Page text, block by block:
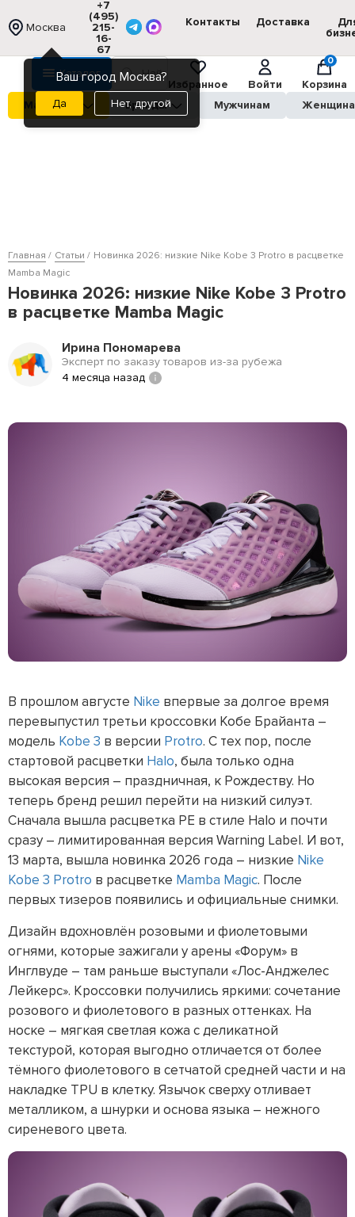
Москва
Ваш город Москва?
Нет, другой
+7
(495)
215-
16-
67
Контакты Доставка
Каталог
Избранное
Войти
0
Корзина
Магазины
Бренды Мужчинам
Главная Статьи
Новинка 2026: низкие Nike Kobe 3 Protro в расцветке
Mamba Magic
Новинка 2026: низкие Nike Kobe 3 Protro
в расцветке Mamba Magic
Ирина Пономарева
Эксперт по заказу товаров из-за рубежа
4 месяца назад
В прошлом августе Nike впервые за долгое время
перевыпустил третьи кроссовки Кобе Брайанта –
модель Kobe 3 в версии Protro. С тех пор, после
стартовой расцветки Halo, была только одна
высокая версия – праздничная, к Рождеству. Но
теперь бренд решил перейти на низкий силуэт.
Сначала вышла расцветка PE в стиле Halo и почти
сразу – лимитированная версия Warning Label. И вот,
13 марта, вышла новинка 2026 года – низкие Nike
Kobe 3 Protro в расцветке Mamba Magic. После
первых тизеров появились и официальные снимки.
Дизайн вдохновлён розовыми и фиолетовыми
огнями, которые зажигали у арены «Форум» в
Инглвуде – там раньше выступали «Лос-Анджелес
Лейкерс». Кроссовки получились яркими: сочетание
розового и фиолетового в разных оттенках. На
носке – мягкая светлая кожа с деликатной
текстурой, которая выгодно отличается от более
тёмного фиолетового в сетчатой средней части и на
накладке TPU в клетку. Язычок сверху отливает
металликом, а шнурки и основа языка – нежного
сиреневого цвета.